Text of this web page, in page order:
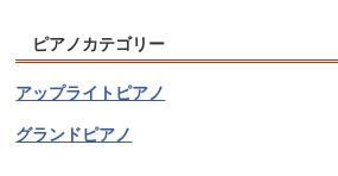
ピアノカテゴリー
アップライトピアノ
グランドピアノ